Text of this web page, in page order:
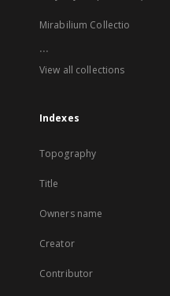
Mirabilium Collectio
...
View all collections
Indexes
Topography
Title
Owners name
Creator
Contributor